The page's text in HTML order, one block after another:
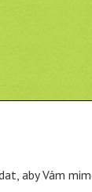
staženíaby Vám